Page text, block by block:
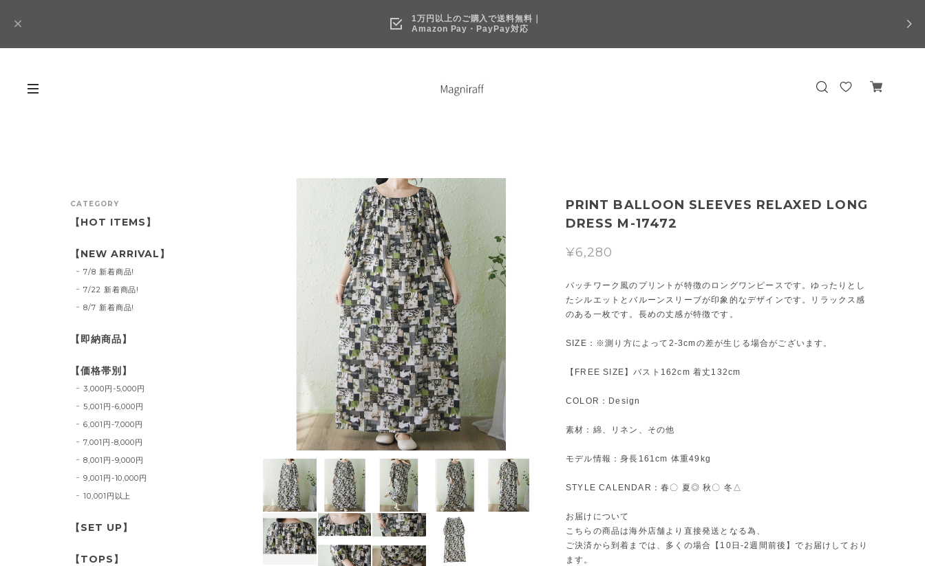
1万円以上のご購入で送料無料｜
Amazon Pay・PayPay対応
PRINT BALLOON SLEEVES RELAXED LONG
DRESS M-17472
¥6,280
パッチワーク風のプリントが特徴のロングワンピースです。ゆったりとし
たシルエットとバルーンスリーブが印象的なデザインです。リラックス感
のある一枚です。長めの丈感が特徴です。
SIZE：※測り方によって2-3cmの差が生じる場合がございます。
【FREE SIZE】バスト162cm 着丈132cm
COLOR：Design
素材：綿、リネン、その他
モデル情報：身長161cm 体重49kg
STYLE CALENDAR：春〇 夏◎ 秋〇 冬△
お届けについて
こちらの商品は海外店舗より直接発送となる為、
ご決済から到着までは、多くの場合【10日-2週間前後】でお届けしており
ます。
CATEGORY
【HOT ITEMS】
【NEW ARRIVAL】
7/8 新着商品!
7/22 新着商品!
8/7 新着商品!
【即納商品】
【価格帯別】
3,000円-5,000円
5,001円-6,000円
6,001円-7,000円
7,001円-8,000円
8,001円-9,000円
9,001円-10,000円
10,001円以上
【SET UP】
【TOPS】